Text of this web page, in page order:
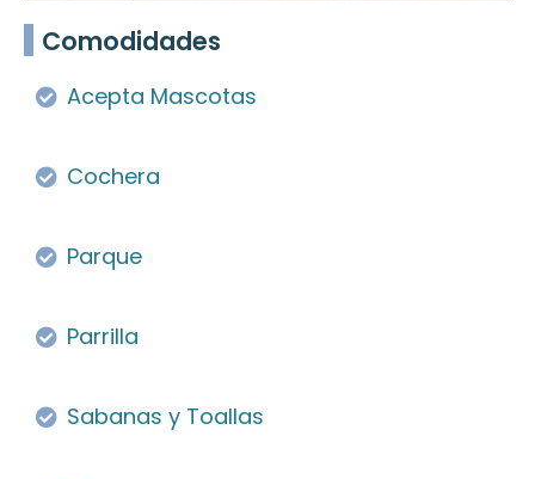
Comodidades
Acepta Mascotas
Cochera
Parque
Parrilla
Sabanas y Toallas